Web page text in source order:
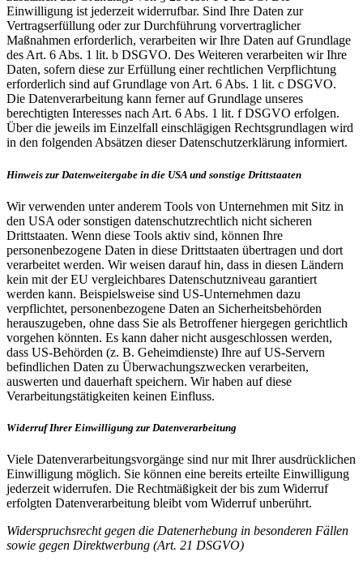
Einwilligung ist jederzeit widerrufbar. Sind Ihre Daten zur
Vertragserfüllung oder zur Durchführung vorvertraglicher
Maßnahmen erforderlich, verarbeiten wir Ihre Daten auf Grundlage
des Art. 6 Abs. 1 lit. b DSGVO. Des Weiteren verarbeiten wir Ihre
Daten, sofern diese zur Erfüllung einer rechtlichen Verpflichtung
erforderlich sind auf Grundlage von Art. 6 Abs. 1 lit. c DSGVO.
Die Datenverarbeitung kann ferner auf Grundlage unseres
berechtigten Interesses nach Art. 6 Abs. 1 lit. f DSGVO erfolgen.
Über die jeweils im Einzelfall einschlägigen Rechtsgrundlagen wird
in den folgenden Absätzen dieser Datenschutzerklärung informiert.
Hinweis zur Datenweitergabe in die USA und sonstige Drittstaaten
Wir verwenden unter anderem Tools von Unternehmen mit Sitz in
den USA oder sonstigen datenschutzrechtlich nicht sicheren
Drittstaaten. Wenn diese Tools aktiv sind, können Ihre
personenbezogene Daten in diese Drittstaaten übertragen und dort
verarbeitet werden. Wir weisen darauf hin, dass in diesen Ländern
kein mit der EU vergleichbares Datenschutzniveau garantiert
werden kann. Beispielsweise sind US-Unternehmen dazu
verpflichtet, personenbezogene Daten an Sicherheitsbehörden
herauszugeben, ohne dass Sie als Betroffener hiergegen gerichtlich
vorgehen könnten. Es kann daher nicht ausgeschlossen werden,
dass US-Behörden (z. B. Geheimdienste) Ihre auf US-Servern
befindlichen Daten zu Überwachungszwecken verarbeiten,
auswerten und dauerhaft speichern. Wir haben auf diese
Verarbeitungstätigkeiten keinen Einfluss.
Widerruf Ihrer Einwilligung zur Datenverarbeitung
Viele Datenverarbeitungsvorgänge sind nur mit Ihrer ausdrücklichen
Einwilligung möglich. Sie können eine bereits erteilte Einwilligung
jederzeit widerrufen. Die Rechtmäßigkeit der bis zum Widerruf
erfolgten Datenverarbeitung bleibt vom Widerruf unberührt.
Widerspruchsrecht gegen die Datenerhebung in besonderen Fällen
sowie gegen Direktwerbung (Art. 21 DSGVO)